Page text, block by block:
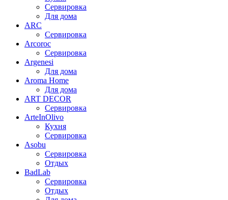
Сервировка
Для дома
ARC
Сервировка
Arcoroc
Сервировка
Argenesi
Для дома
Aroma Home
Для дома
ART DECOR
Сервировка
ArteInOlivo
Кухня
Сервировка
Asobu
Сервировка
Отдых
BadLab
Сервировка
Отдых